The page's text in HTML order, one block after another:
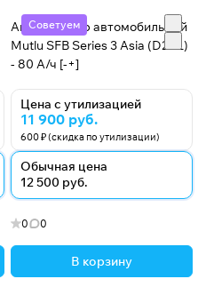
Советуем
Аккумулятор автомобильный
Mutlu SFB Series 3 Asia (D26L)
- 80 А/ч [-+]
Цена с утилизацией
11 900 руб.
600 ₽ (скидка по утилизации)
Обычная цена
12 500 руб.
0 0
В корзину